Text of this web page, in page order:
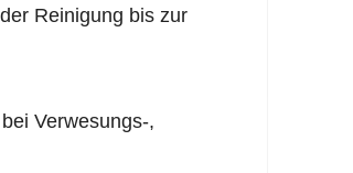
Reinigung bis zur
Verwesungs-,